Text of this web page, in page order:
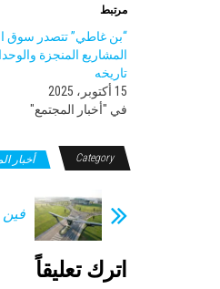
مرتبط
“بن غاطي” تتصدر سوق
المشاريع المنجزة
تاريخه
15 أكتوبر، 2025
في "أخبار المجتمع"
Category أخبار
فين
اترك تعليقاً